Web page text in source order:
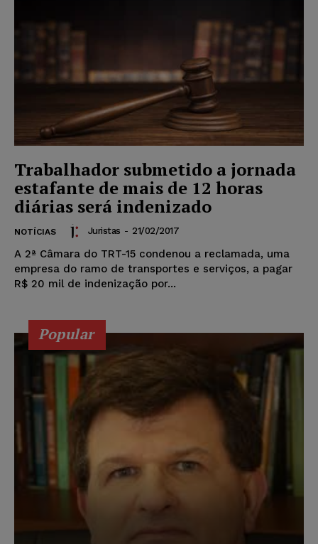
Trabalhador submetido a jornada
estafante de mais de 12 horas
diárias será indenizado
NOTÍCIAS Juristas - 21/02/2017
A 2ª Câmara do TRT-15 condenou a reclamada, uma
empresa do ramo de transportes e serviços, a pagar
R$ 20 mil de indenização por...
Popular